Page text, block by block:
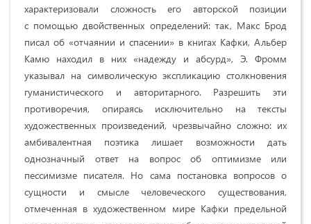
характеризовали сложность его авторской позиции
с помощью двойственных определений: так, Макс Брод
писал об «отчаянии и спасении» в книгах Кафки, Альбер
Камю находил в них «надежду и абсурд», Э. Фромм
указывал на символическую экспликацию столкновения
гуманистического и авторитарного. Разрешить эти
противоречия, опираясь исключительно на тексты
художественных произведений, чрезвычайно сложно: их
амбивалентная поэтика лишает возможности дать
однозначный ответ на вопрос об оптимизме или
пессимизме писателя. Но сама постановка вопросов о
сущности и смысле человеческого существования,
отмеченная в художественном мире Кафки предельной